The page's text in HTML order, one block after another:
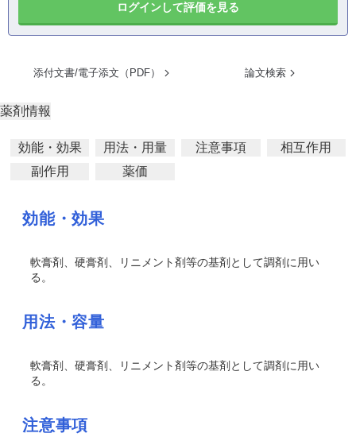
ログインして評価を見る
添付文書/電子添文（PDF） 論文検索
薬剤情報
効能・効果 用法・用量 注意事項
相互作用
副作用
薬価
効能・効果
軟膏剤、硬膏剤、リニメント剤等の基剤として調剤に用い
る。
用法・容量
軟膏剤、硬膏剤、リニメント剤等の基剤として調剤に用い
る。
注意事項